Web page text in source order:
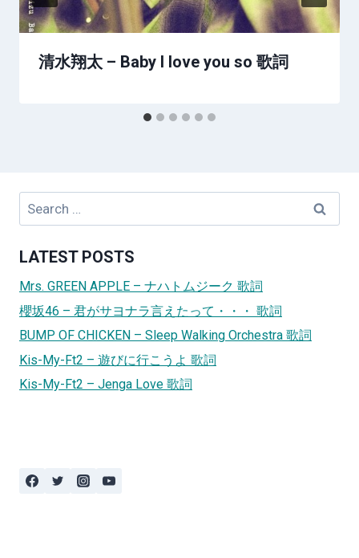
清水翔太 – Baby I love you so 歌詞
Search
LATEST POSTS
Mrs. GREEN APPLE – ナハトムジーク 歌詞
櫻坂46 – 君がサヨナラ言えたって・・・ 歌詞
BUMP OF CHICKEN – Sleep Walking Orchestra 歌詞
Kis-My-Ft2 – 遊びに行こうよ 歌詞
Kis-My-Ft2 – Jenga Love 歌詞